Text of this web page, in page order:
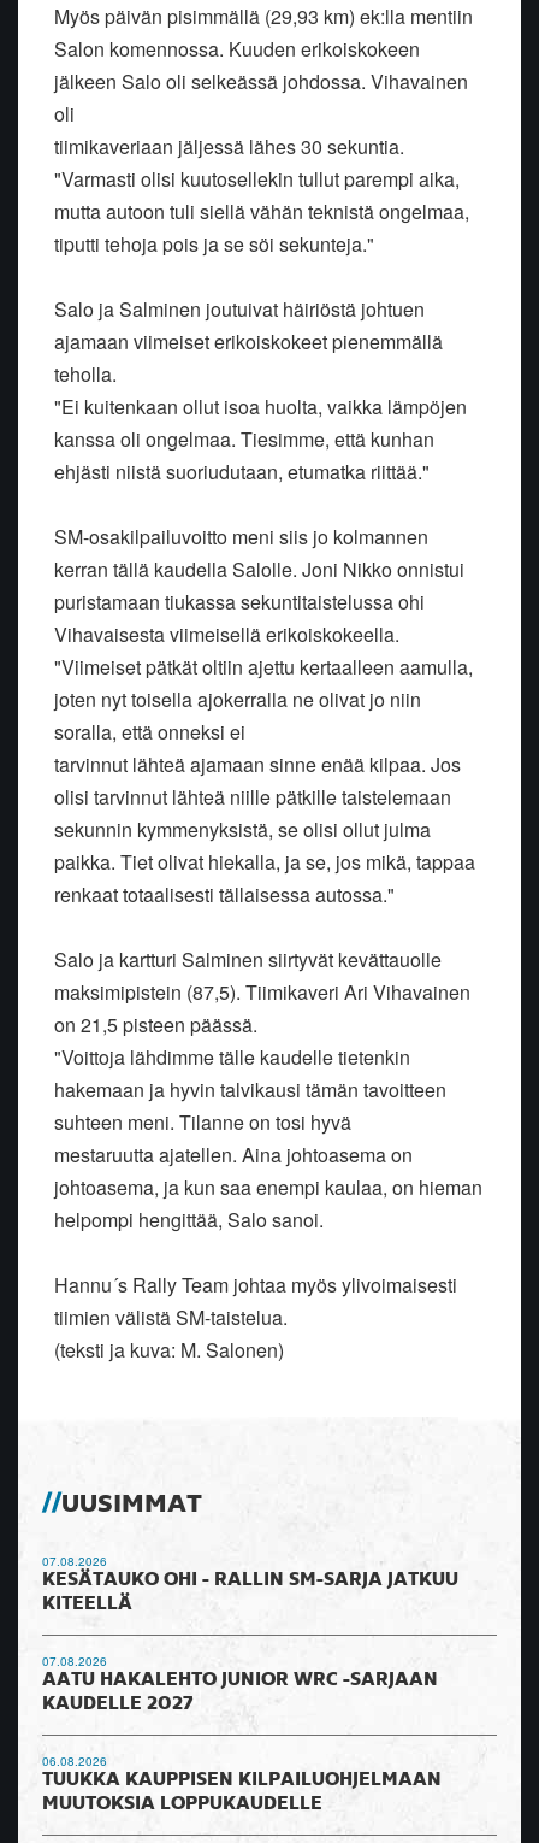
Myös päivän pisimmällä (29,93 km) ek:lla mentiin
Salon komennossa. Kuuden erikoiskokeen
jälkeen Salo oli selkeässä johdossa. Vihavainen
oli
tiimikaveriaan jäljessä lähes 30 sekuntia.
"Varmasti olisi kuutosellekin tullut parempi aika,
mutta autoon tuli siellä vähän teknistä ongelmaa,
tiputti tehoja pois ja se söi sekunteja."
Salo ja Salminen joutuivat häiriöstä johtuen
ajamaan viimeiset erikoiskokeet pienemmällä
teholla.
"Ei kuitenkaan ollut isoa huolta, vaikka lämpöjen
kanssa oli ongelmaa. Tiesimme, että kunhan
ehjästi niistä suoriudutaan, etumatka riittää."
SM-osakilpailuvoitto meni siis jo kolmannen
kerran tällä kaudella Salolle. Joni Nikko onnistui
puristamaan tiukassa sekuntitaistelussa ohi
Vihavaisesta viimeisellä erikoiskokeella.
"Viimeiset pätkät oltiin ajettu kertaalleen aamulla,
joten nyt toisella ajokerralla ne olivat jo niin
soralla, että onneksi ei
tarvinnut lähteä ajamaan sinne enää kilpaa. Jos
olisi tarvinnut lähteä niille pätkille taistelemaan
sekunnin kymmenyksistä, se olisi ollut julma
paikka. Tiet olivat hiekalla, ja se, jos mikä, tappaa
renkaat totaalisesti tällaisessa autossa."
Salo ja kartturi Salminen siirtyvät kevättauolle
maksimipistein (87,5). Tiimikaveri Ari Vihavainen
on 21,5 pisteen päässä.
"Voittoja lähdimme tälle kaudelle tietenkin
hakemaan ja hyvin talvikausi tämän tavoitteen
suhteen meni. Tilanne on tosi hyvä
mestaruutta ajatellen. Aina johtoasema on
johtoasema, ja kun saa enempi kaulaa, on hieman
helpompi hengittää, Salo sanoi.
Hannu´s Rally Team johtaa myös ylivoimaisesti
tiimien välistä SM-taistelua.
(teksti ja kuva: M. Salonen)
UUSIMMAT
07.08.2026
KESÄTAUKO OHI - RALLIN SM-SARJA JATKUU
KITEELLÄ
07.08.2026
AATU HAKALEHTO JUNIOR WRC -SARJAAN
KAUDELLE 2027
06.08.2026
TUUKKA KAUPPISEN KILPAILUOHJELMAAN
MUUTOKSIA LOPPUKAUDELLE